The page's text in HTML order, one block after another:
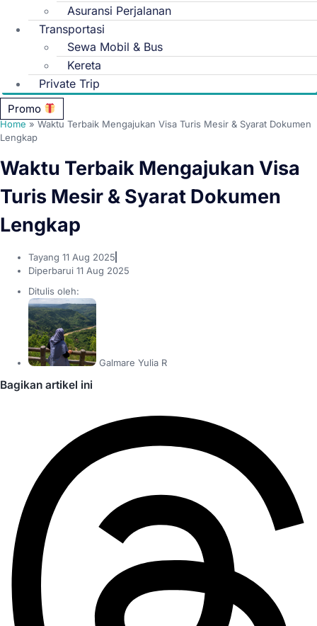
Asuransi Perjalanan
Transportasi
Sewa Mobil & Bus
Kereta
Private Trip
Promo
Home»Waktu Terbaik Mengajukan Visa Turis Mesir & Syarat Dokumen
Lengkap
Waktu Terbaik Mengajukan Visa
Turis Mesir & Syarat Dokumen
Lengkap
Tayang 11 Aug 2025
Diperbarui 11 Aug 2025
Ditulis oleh:
Galmare Yulia R
Bagikan artikel ini